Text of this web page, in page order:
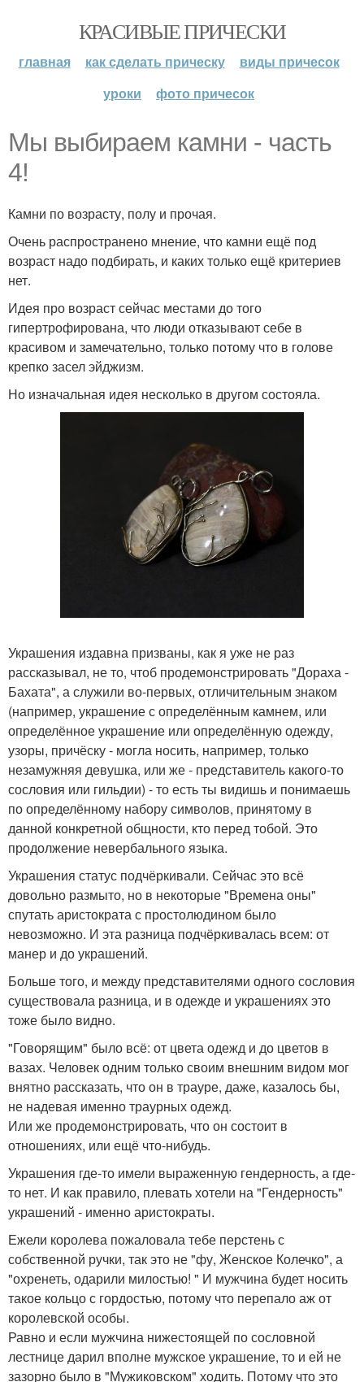
КРАСИВЫЕ ПРИЧЕСКИ
главная как сделать прическу
виды причесок
уроки
фото причесок
Мы выбираем камни - часть
4!
Камни по возрасту, полу и прочая.
Очень распространено мнение, что камни ещё под
возраст надо подбирать, и каких только ещё критериев
нет.
Идея про возраст сейчас местами до того
гипертрофирована, что люди отказывают себе в
красивом и замечательно, только потому что в голове
крепко засел эйджизм.
Но изначальная идея несколько в другом состояла.
Украшения издавна призваны, как я уже не раз
рассказывал, не то, чтоб продемонстрировать "Дораха -
Бахата", а служили во-первых, отличительным знаком
(например, украшение с определённым камнем, или
определённое украшение или определённую одежду,
узоры, причёску - могла носить, например, только
незамужняя девушка, или же - представитель какого-то
сословия или гильдии) - то есть ты видишь и понимаешь
по определённому набору символов, принятому в
данной конкретной общности, кто перед тобой. Это
продолжение невербального языка.
Украшения статус подчёркивали. Сейчас это всё
довольно размыто, но в некоторые "Времена оны"
спутать аристократа с простолюдином было
невозможно. И эта разница подчёркивалась всем: от
манер и до украшений.
Больше того, и между представителями одного сословия
существовала разница, и в одежде и украшениях это
тоже было видно.
"Говорящим" было всё: от цвета одежд и до цветов в
вазах. Человек одним только своим внешним видом мог
внятно рассказать, что он в трауре, даже, казалось бы,
не надевая именно траурных одежд.
Или же продемонстрировать, что он состоит в
отношениях, или ещё что-нибудь.
Украшения где-то имели выраженную гендерность, а где-
то нет. И как правило, плевать хотели на "Гендерность"
украшений - именно аристократы.
Ежели королева пожаловала тебе перстень с
собственной ручки, так это не "фу, Женское Колечко", а
"охренеть, одарили милостью! " И мужчина будет носить
такое кольцо с гордостью, потому что перепало аж от
королевской особы.
Равно и если мужчина нижестоящей по сословной
лестнице дарил вполне мужское украшение, то и ей не
зазорно было в "Мужиковском" ходить. Потому что это